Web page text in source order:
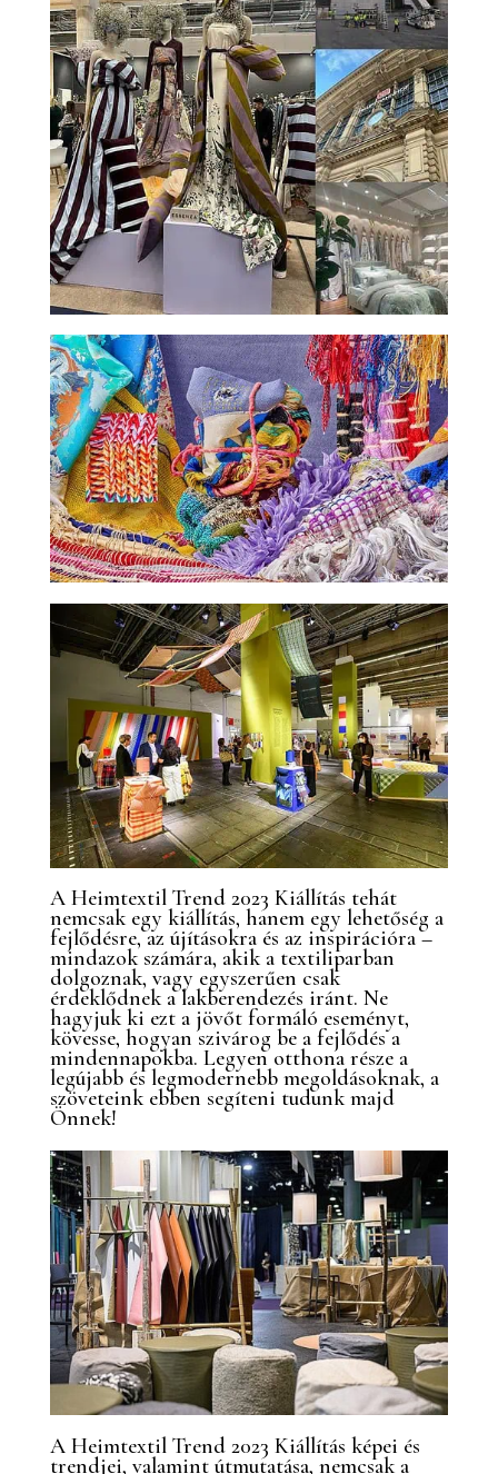
A Heimtextil Trend 2023 Kiállítás tehát
nemcsak egy kiállítás, hanem egy lehetőség a
fejlődésre, az újításokra és az inspirációra –
mindazok számára, akik a textiliparban
dolgoznak, vagy egyszerűen csak
érdeklődnek a lakberendezés iránt. Ne
hagyjuk ki ezt a jövőt formáló eseményt,
kövesse, hogyan szivárog be a fejlődés a
mindennapokba. Legyen otthona része a
legújabb és legmodernebb megoldásoknak, a
szöveteink ebben segíteni tudunk majd
Önnek!
A Heimtextil Trend 2023 Kiállítás képei és
trendjei, valamint útmutatása, nemcsak a